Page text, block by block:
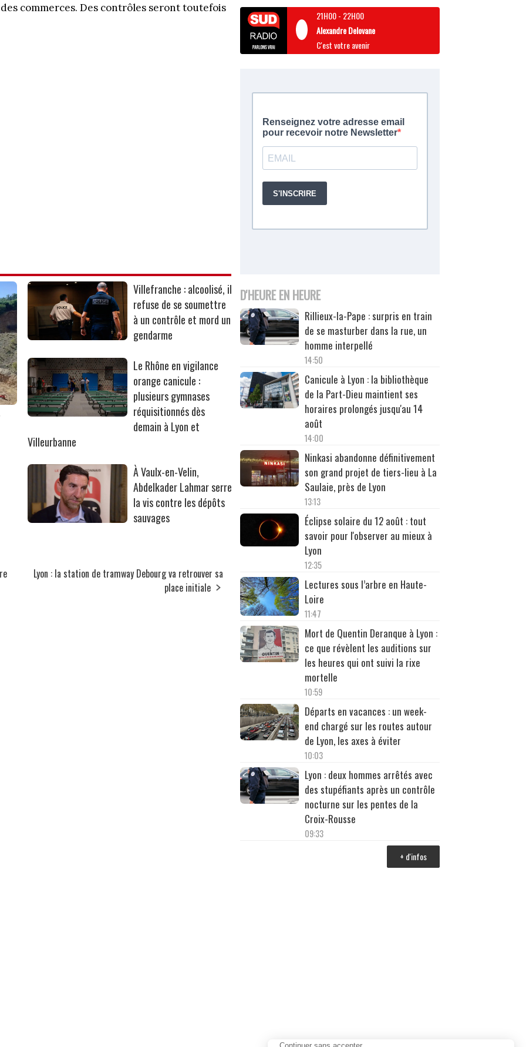
commerces. Des contrôles seront toutefois
Villefranche : alcoolisé, il
refuse de se soumettre
à un contrôle et mord un
gendarme
Le Rhône en vigilance
orange canicule :
plusieurs gymnases
réquisitionnés dès
demain à Lyon et
Villeurbanne
À Vaulx-en-Velin,
Abdelkader Lahmar serre
la vis contre les dépôts
sauvages
Lyon : la station de tramway Debourg va retrouver sa
place initiale
21H00- 22H00
Alexandre Delovane
C'est votre avenir
D'HEURE EN HEURE
Rillieux-la-Pape : surpris en train
de se masturber dans la rue, un
homme interpellé
14:50
Canicule à Lyon : la bibliothèque
de la Part-Dieu maintient ses
horaires prolongés jusqu'au 14
août
14:00
Ninkasi abandonne définitivement
son grand projet de tiers-lieu à La
Saulaie, près de Lyon
13:13
Éclipse solaire du 12 août : tout
savoir pour l'observer au mieux à
Lyon
12:35
Lectures sous l’arbre en Haute-
Loire
11:47
Mort de Quentin Deranque à Lyon :
ce que révèlent les auditions sur
les heures qui ont suivi la rixe
mortelle
10:59
Départs en vacances : un week-
end chargé sur les routes autour
de Lyon, les axes à éviter
10:03
Lyon : deux hommes arrêtés avec
des stupéfiants après un contrôle
nocturne sur les pentes de la
Croix-Rousse
09:33
+ d'infos